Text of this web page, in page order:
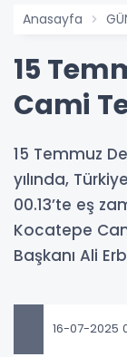
Anasayfa
15
Cami
15 Temmuz
yılında,
00.13’te eş
Kocatepe
Başkanı Ali
16-07-2025